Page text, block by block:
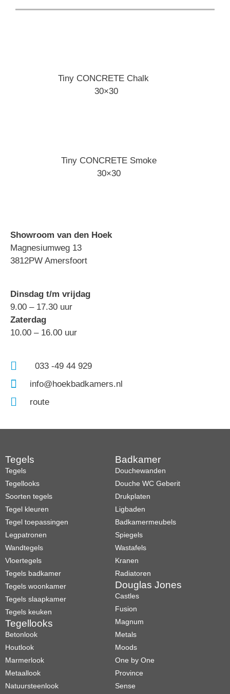
Tiny CONCRETE Chalk
30×30
Tiny CONCRETE Smoke
30×30
Showroom van den Hoek
Magnesiumweg 13
3812PW Amersfoort
Dinsdag t/m vrijdag
9.00 – 17.30 uur
Zaterdag
10.00 – 16.00 uur
033 -49 44 929
info@hoekbadkamers.nl
route
Tegels
Tegels
Tegellooks
Soorten tegels
Tegel kleuren
Tegel toepassingen
Legpatronen
Wandtegels
Vloertegels
Tegels badkamer
Tegels woonkamer
Tegels slaapkamer
Tegels keuken
Tegellooks
Betonlook
Houtlook
Marmerlook
Metaallook
Natuursteenlook
Badkamer
Douchewanden
Douche WC Geberit
Drukplaten
Ligbaden
Badkamermeubels
Spiegels
Wastafels
Kranen
Radiatoren
Douglas Jones
Castles
Fusion
Magnum
Metals
Moods
One by One
Province
Sense